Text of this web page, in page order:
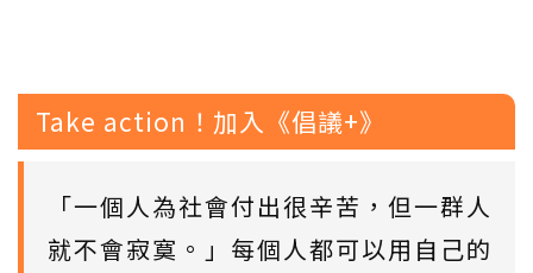
Take action！加入《倡議+》
「一個人為社會付出很辛苦，但一群人
就不會寂寞。」每個人都可以用自己的